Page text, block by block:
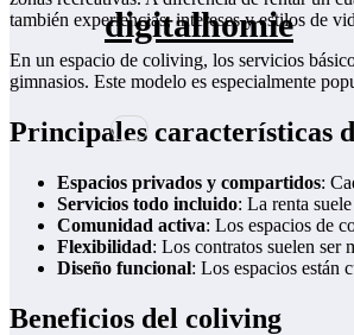
digitalhomie
también experiencias, intereses y estilos de
En un espacio de coliving, los servicios
gimnasios. Este modelo es especialmente
Principales características
Espacios privados y compartidos:
Servicios todo incluido: La renta
Comunidad activa: Los espacios de
Flexibilidad: Los contratos suelen ser
Diseño funcional: Los espacios están
Beneficios del coliving